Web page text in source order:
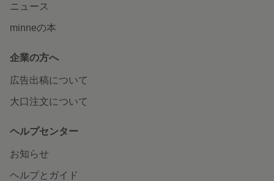
ニュース
minneの本
企業の方へ
広告出稿について
大口注文について
ヘルプセンター
お知らせ
ヘルプとガイド